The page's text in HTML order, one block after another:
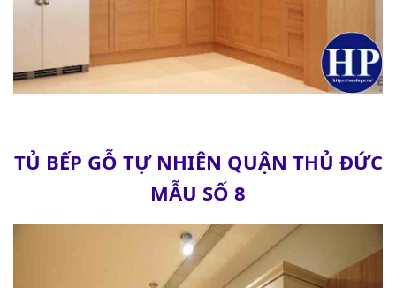
TỦ BẾP GỖ TỰ NHIÊN QUẬN THỦ ĐỨC
MẪU SỐ 8